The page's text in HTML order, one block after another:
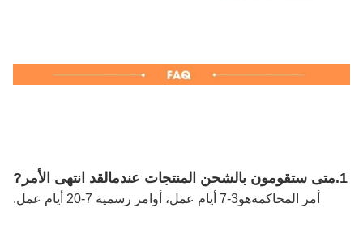
1. متى ستقومون بالشحن المنتجات عندمالقد انتهى الأمر ?
أمر المحاكمةهو3-7 أيام عمل، أوامر رسمية 7-20 أيام عمل .